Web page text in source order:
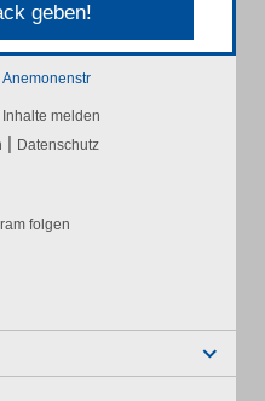
geben!
Anemonenstr
Inhalte melden
| Datenschutz
folgen